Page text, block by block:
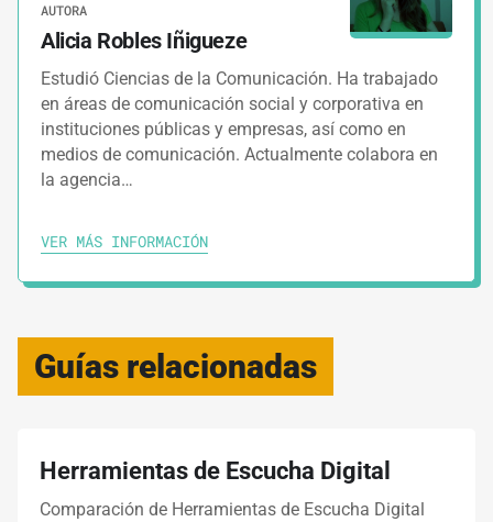
AUTORA
Alicia Robles Iñigueze
Estudió Ciencias de la Comunicación. Ha trabajado
en áreas de comunicación social y corporativa en
instituciones públicas y empresas, así como en
medios de comunicación. Actualmente colabora en
la agencia…
VER MÁS INFORMACIÓN
Guías relacionadas
Herramientas de Escucha Digital
Comparación de Herramientas de Escucha Digital